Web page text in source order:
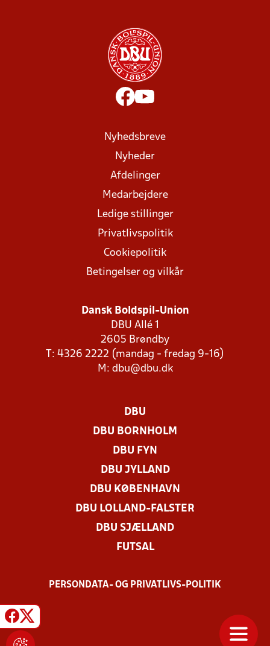
Nyhedsbreve
Nyheder
Afdelinger
Medarbejdere
Ledige stillinger
Privatlivspolitik
Cookiepolitik
Betingelser og vilkår
Dansk Boldspil-Union
DBU Allé 1
2605 Brøndby
T: 4326 2222 (mandag - fredag 9-16)
M: dbu@dbu.dk
DBU
DBU BORNHOLM
DBU FYN
DBU JYLLAND
DBU KØBENHAVN
DBU LOLLAND-FALSTER
DBU SJÆLLAND
FUTSAL
PERSONDATA- OG PRIVATLIVS-POLITIK